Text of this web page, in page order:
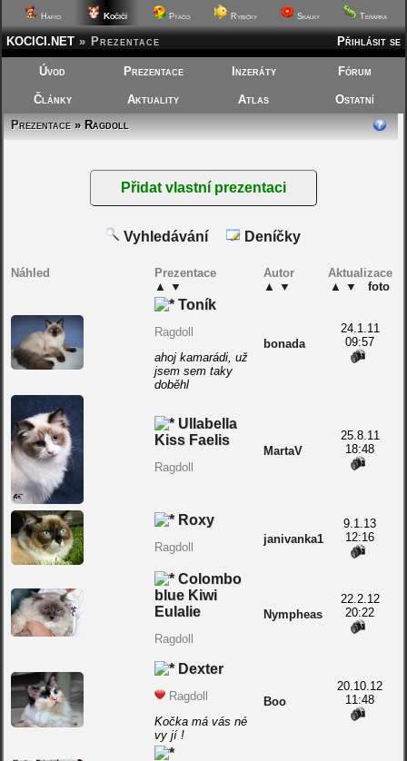
Hafíci Kočičí Ptáčci Rybičky Skalky Terárka
Přihlásit se
KOCICI.NET » Prezentace
Úvod Prezentace Inzeráty Fórum
Články Aktuality Atlas
Ostatní
Prezentace» Ragdoll
Vyhledávání Deníčky
Náhled
Prezentace
▲ ▼
Autor
▲ ▼
Aktualizace
▲ ▼ foto
Toník
Ragdoll
ahoj kamarádi, už
jsem sem taky
doběhl
bonada
24.1.11
09:57
Ullabella
Kiss Faelis
Ragdoll
MartaV
25.8.11
18:48
Roxy
Ragdoll
janivanka1
9.1.13
12:16
Colombo
blue Kiwi
Eulalie
Ragdoll
Nympheas
22.2.12
20:22
Dexter
Ragdoll
Kočka má vás né
vy jí !
Boo
20.10.12
11:48